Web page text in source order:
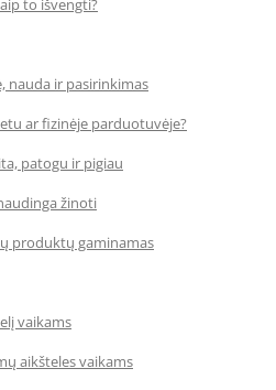
to išvengti?
nauda ir pasirinkimas
ar fizinėje parduotuvėje?
patogu ir pigiau
žinoti
produktų gaminamas
vaikams
aikšteles vaikams